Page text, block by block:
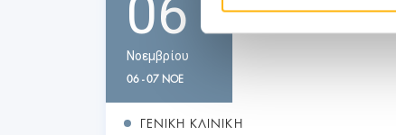
06
Νοεμβρίου
06 - 07 ΝΟΕ
ΓΕΝΙΚΗ ΚΛΙΝΙΚΗ